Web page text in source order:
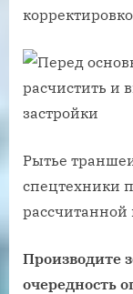
Рытье
спецтехники
Производите
очередность